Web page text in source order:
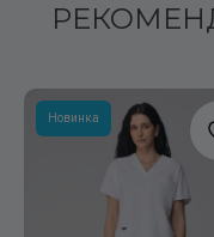
Новинка